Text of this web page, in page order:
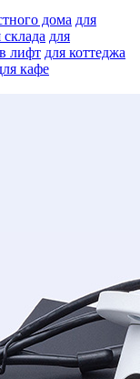
дома для
склада для
в лифт для коттеджа
кафе